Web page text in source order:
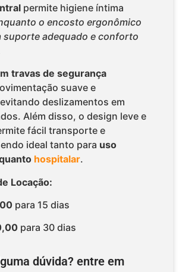
permite higiene íntima
o encosto ergonômico
suporte adequado e conforto
travas de segurança
suave e
deslizamentos em
Além disso, o design leve e
fácil transporte e
ideal tanto para uso
hospitalar.
Locação:
para 15 dias
para 30 dias
dúvida? entre em